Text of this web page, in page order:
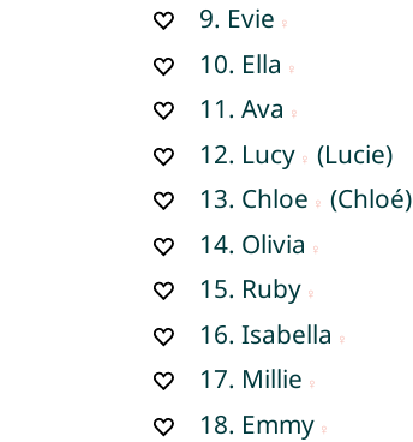
9. Evie
10. Ella
11.Ava
12. Lucy
(Lucie)
13. Chloe
(Chloé)
14. Olivia
15. Ruby
16.Isabella
17. Millie
18. Emmy